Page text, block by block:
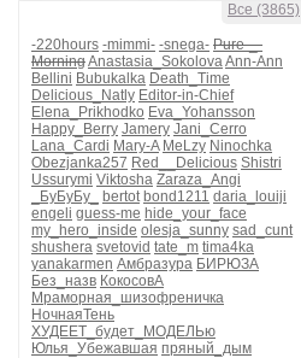
Все (3865)
-220hours -mimmi- -snega- Pure-_-
MorningAnastasia_SokolovaAnn-Ann
Bellini Bubukalka Death_Time
Delicious_Natly Editor-in-Chief
Elena_Prikhodko Eva_Yohansson
Happy_Berry Jamery Jani_Cerro
Lana_Cardi Mary-A MeLzy Ninochka
Obezjanka257 Red__Delicious Shistri
Ussurymi Viktosha Zaraza_Angi
_БуБуБу_
bertot bond1211 daria_louiji
engeli guess-me hide_your_face
my_hero_inside olesja_sunny sad_cunt
shushera svetovid tate_m tima4ka
yanakarmen Амбразура БИРЮЗА
Без_назв КокосовА
Мраморная_шизофреничка
НочнаяТень
ХУДЕЕТ_будет_МОДЕЛЬю
Юлья_Убежавшая пряный_дым